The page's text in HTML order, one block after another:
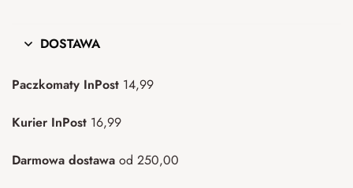
DOSTAWA
Paczkomaty InPost 14,99
Kurier InPost 16,99
Darmowa dostawa od 250,00